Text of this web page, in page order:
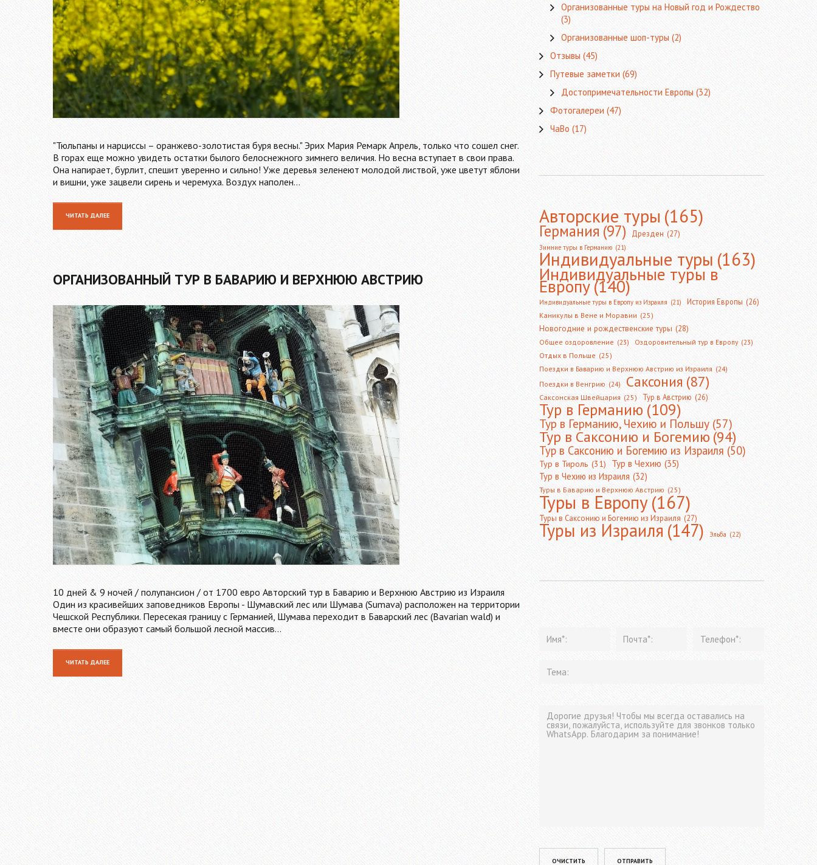
"Тюльпаны и нарциссы – оранжево-золотистая буря весны." Эрих Мария Ремарк Апрель, только что сошел снег.
В горах еще можно увидеть остатки былого белоснежного зимнего величия. Но весна вступает в свои права.
Она напирает, бурлит, спешит уверенно и сильно! Уже деревья зеленеют молодой листвой, уже цветут яблони
и вишни, уже зацвели сирень и черемуха. Воздух наполен…
ЧИТАТЬ ДАЛЕЕ
ОРГАНИЗОВАННЫЙ ТУР В БАВАРИЮ И ВЕРХНЮЮ АВСТРИЮ
10 дней & 9 ночей / полупансион / от 1700 евро Авторский тур в Баварию и Верхнюю Австрию из Израиля
Один из красивейших заповедников Европы - Шумавский лес или Шумава (Sumava) расположен на территории
Чешской Республики. Пересекая границу с Германией, Шумава переходит в Баварский лес (Bavarian wald) и
вместе они образуют самый большой лесной массив…
ЧИТАТЬ ДАЛЕЕ
Организованные туры на Новый год и Рождество
(3)
Организованные шоп-туры(2)
Отзывы(45)
Путевые заметки(69)
Достопримечательности Европы(32)
Фотогалереи(47)
ЧаВо(17)
Авторские туры(165)
Германия(97) Дрезден (27)
Зимние туры в Германию (21)
Индивидуальные туры(163)
Индивидуальные туры в
Европу(140)
Индивидуальные туры в Европу из Израиля (21) История Европы (26)
Каникулы в Вене и Моравии (25)
Новогодние и рождественские туры (28)
Общее оздоровление (23) Оздоровительный тур в Европу (23)
Отдых в Польше (25)
Поездки в Баварию и Верхнюю Австрию из Израиля (24)
Поездки в Венгрию (24) Саксония (87)
Саксонская Швейцария (25) Тур в Австрию (26)
Тур в Германию(109)
Тур в Германию, Чехию и Польшу (57)
Тур в Саксонию и Богемию(94)
Тур в Саксонию и Богемию из Израиля (50)
Тур в Тироль (31) Тур в Чехию (35)
Тур в Чехию из Израиля (32)
Туры в Баварию и Верхнюю Австрию (25)
Туры в Европу(167)
Туры в Саксонию и Богемию из Израиля (27)
Туры из Израиля(147) Эльба (22)
Please leave this field empty.